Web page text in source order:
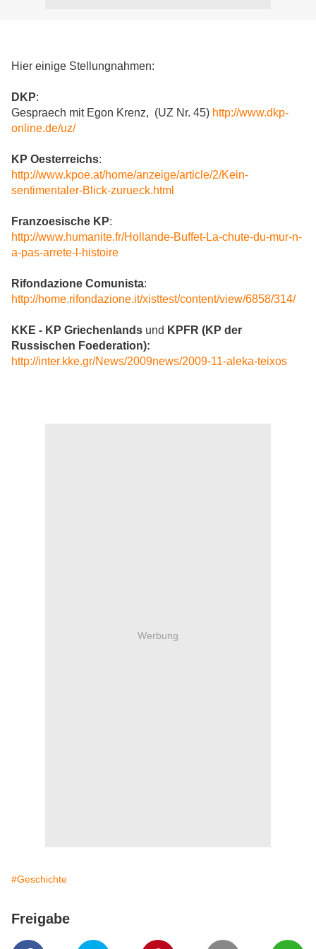
Hier einige Stellungnahmen:
DKP:
Gespraech mit Egon Krenz, (UZ Nr. 45) http://www.dkp-
online.de/uz/
KP Oesterreichs:
http://www.kpoe.at/home/anzeige/article/2/Kein-
sentimentaler-Blick-zurueck.html
Franzoesische KP:
http://www.humanite.fr/Hollande-Buffet-La-chute-du-mur-n-
a-pas-arrete-l-histoire
Rifondazione Comunista:
http://home.rifondazione.it/xisttest/content/view/6858/314/
KKE - KP Griechenlands und KPFR (KP der
Russischen Foederation):
http://inter.kke.gr/News/2009news/2009-11-aleka-teixos
Werbung
#Geschichte
Freigabe